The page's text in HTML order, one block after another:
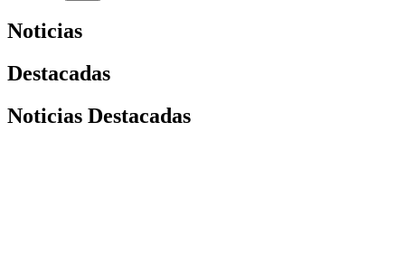
Noticias
Destacadas
Noticias Destacadas